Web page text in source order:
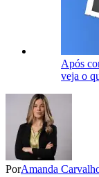
Após
veja o
PorAmanda